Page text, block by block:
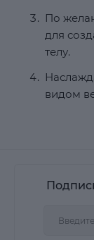
По
для
телу.
видом